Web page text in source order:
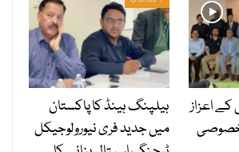
کے اعزاز
خصوصی
ہیلپنگ ہینڈ کا پاکستان
میں جدید فری نیورولوجیکل